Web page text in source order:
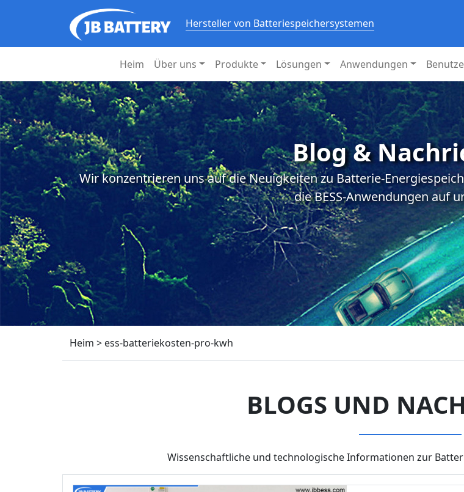
Hersteller von Batteriespeichersystemen
Heim Über uns Produkte Lösungen Anwendungen
Blog &
Wir konzentrieren uns auf die Neuigkeiten zu Batterie-
die BESS-Anwendungen auf
Heim > ess-batteriekosten-pro-kwh
BLOGS UND
Wissenschaftliche und technologische Informationen zur